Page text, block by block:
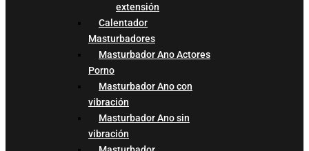
extensión
Calentador
Masturbadores
Masturbador Ano Actores
Porno
Masturbador Ano con
vibración
Masturbador Ano sin
vibración